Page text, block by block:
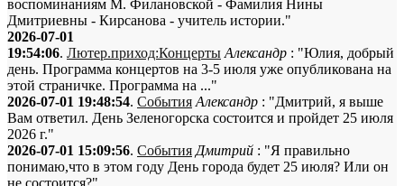
воспоминаниям М. Филановской - Фамилия Нины
Дмитриевны - Кирсанова - учитель истории."
2026-07-01
19:54:06. Лютер.приход:Концерты Александр : "Юлия, добрый
день. Программа концертов на 3-5 июля уже опубликована на
этой страничке. Программа на ..."
2026-07-01 19:48:54. События Александр : "Дмитрий, я выше
Вам ответил. День Зеленогорска состоится и пройдет 25 июля
2026 г."
2026-07-01 15:09:56. События Дмитрий : "Я правильно
понимаю,что в этом году День города будет 25 июля? Или он
не состоится?"